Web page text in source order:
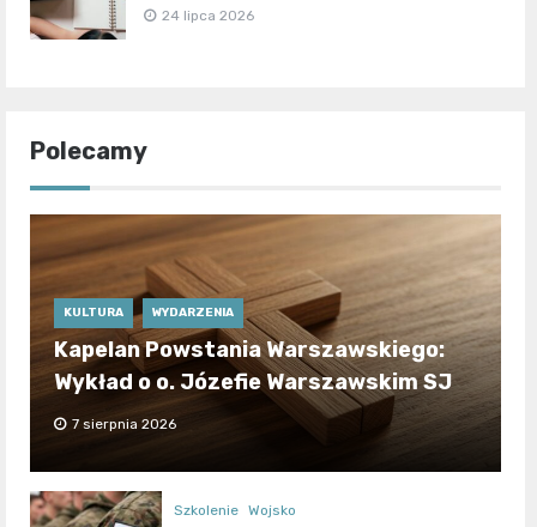
24 lipca 2026
Polecamy
KULTURA WYDARZENIA
Kapelan Powstania Warszawskiego:
Wykład o o. Józefie Warszawskim SJ
7 sierpnia 2026
Szkolenie Wojsko